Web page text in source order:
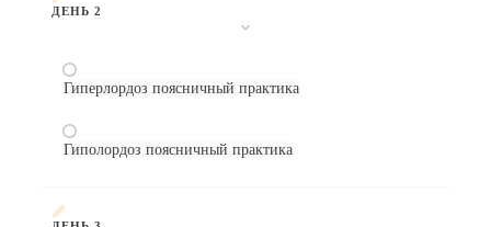
ДЕНЬ 2
Гиперлордоз поясничный практика
Гиполордоз поясничный практика